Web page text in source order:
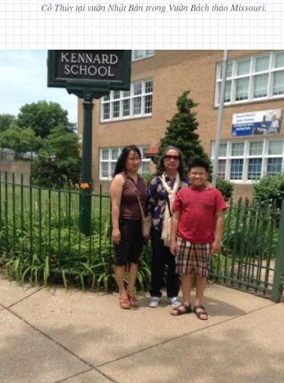
Cô Thủy tại vườn Nhật Bản trong Vườn Bách thảo Missouri.